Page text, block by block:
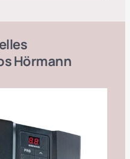
Hörmann